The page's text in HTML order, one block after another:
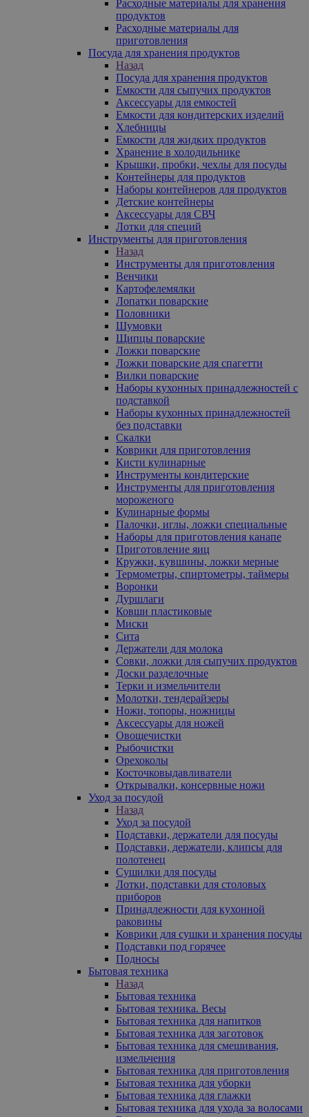
Расходные материалы для хранения
продуктов
Расходные материалы для
приготовления
Посуда для хранения продуктов
Назад
Посуда для хранения продуктов
Емкости для сыпучих продуктов
Аксессуары для емкостей
Емкости для кондитерских изделий
Хлебницы
Емкости для жидких продуктов
Хранение в холодильнике
Крышки, пробки, чехлы для посуды
Контейнеры для продуктов
Наборы контейнеров для продуктов
Детские контейнеры
Аксессуары для СВЧ
Лотки для специй
Инструменты для приготовления
Назад
Инструменты для приготовления
Венчики
Картофелемялки
Лопатки поварские
Половники
Шумовки
Щипцы поварские
Ложки поварские
Ложки поварские для спагетти
Вилки поварские
Наборы кухонных принадлежностей с
подставкой
Наборы кухонных принадлежностей
без подставки
Скалки
Коврики для приготовления
Кисти кулинарные
Инструменты кондитерские
Инструменты для приготовления
мороженого
Кулинарные формы
Палочки, иглы, ложки специальные
Наборы для приготовления канапе
Приготовление яиц
Кружки, кувшины, ложки мерные
Термометры, спиртометры, таймеры
Воронки
Дуршлаги
Ковши пластиковые
Миски
Сита
Держатели для молока
Совки, ложки для сыпучих продуктов
Доски разделочные
Терки и измельчители
Молотки, тендерайзеры
Ножи, топоры, ножницы
Аксессуары для ножей
Овощечистки
Рыбочистки
Орехоколы
Косточковыдавливатели
Открывалки, консервные ножи
Уход за посудой
Назад
Уход за посудой
Подставки, держатели для посуды
Подставки, держатели, клипсы для
полотенец
Сушилки для посуды
Лотки, подставки для столовых
приборов
Принадлежности для кухонной
раковины
Коврики для сушки и хранения посуды
Подставки под горячее
Подносы
Бытовая техника
Назад
Бытовая техника
Бытовая техника. Весы
Бытовая техника для напитков
Бытовая техника для заготовок
Бытовая техника для смешивания,
измельчения
Бытовая техника для приготовления
Бытовая техника для уборки
Бытовая техника для глажки
Бытовая техника для ухода за волосами